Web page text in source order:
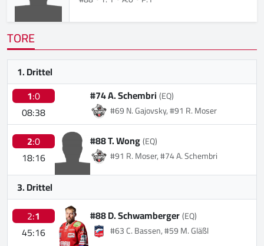
TORE
1. Drittel
1:0
08:38
#74 A. Schembri(EQ)
#69 N. Gajovsky, #91 R. Moser
2:0
18:16
#88 T. Wong(EQ)
#91 R. Moser, #74 A. Schembri
3. Drittel
2:1
45:16
#88 D. Schwamberger(EQ)
#63 C. Bassen, #59 M. Gläßl